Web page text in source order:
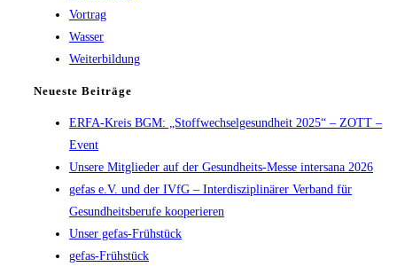
Vortrag
Wasser
Weiterbildung
Neueste Beiträge
ERFA-Kreis BGM: „Stoffwechselgesundheit 2025“ – ZOTT –
Event
Unsere Mitglieder auf der Gesundheits-Messe intersana 2026
gefas e.V. und der IVfG – Interdisziplinärer Verband für
Gesundheitsberufe kooperieren
Unser gefas-Frühstück
gefas-Frühstück